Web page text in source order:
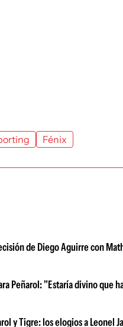
Fénix
de Diego Aguirre con
Peñarol: "Estaría divino que
y Tigre: los elogios a Leonel